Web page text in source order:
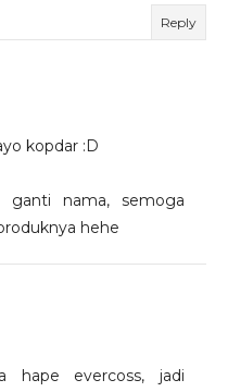
Reply
kopdar :D
ganti nama, semoga
hehe
hape evercoss, jadi